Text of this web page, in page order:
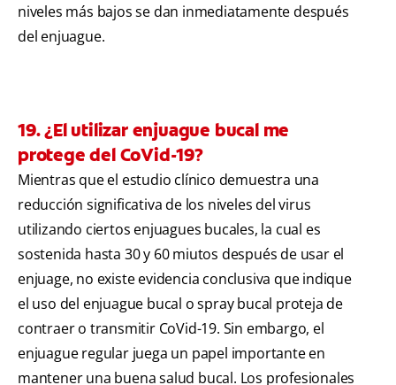
niveles más bajos se dan inmediatamente después
del enjuague.
19. ¿El utilizar enjuague bucal me
protege del CoVid-19?
Mientras que el estudio clínico demuestra una
reducción significativa de los niveles del virus
utilizando ciertos enjuagues bucales, la cual es
sostenida hasta 30 y 60 miutos después de usar el
enjuage, no existe evidencia conclusiva que indique
el uso del enjuague bucal o spray bucal proteja de
contraer o transmitir CoVid-19. Sin embargo, el
enjuague regular juega un papel importante en
mantener una buena salud bucal. Los profesionales